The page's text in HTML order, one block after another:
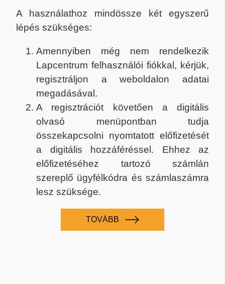
A használathoz mindössze két egyszerű
lépés szükséges:
Amennyiben még nem rendelkezik
Lapcentrum felhasználói fiókkal, kérjük,
regisztráljon a weboldalon adatai
megadásával.
A regisztrációt követően a digitális
olvasó menüpontban tudja
összekapcsolni nyomtatott előfizetését
a digitális hozzáféréssel. Ehhez az
előfizetéséhez tartozó számlán
szereplő ügyfélkódra és számlaszámra
lesz szüksége.
TOVÁBB